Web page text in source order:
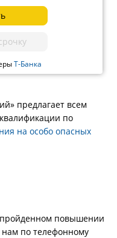
Т-Банка
предлагает всем
по
на особо опасных
пройденном повышении
нам по телефонному